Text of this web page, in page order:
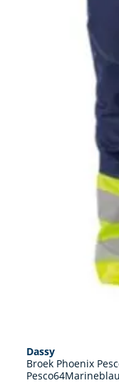
Dassy
Broek Phoenix